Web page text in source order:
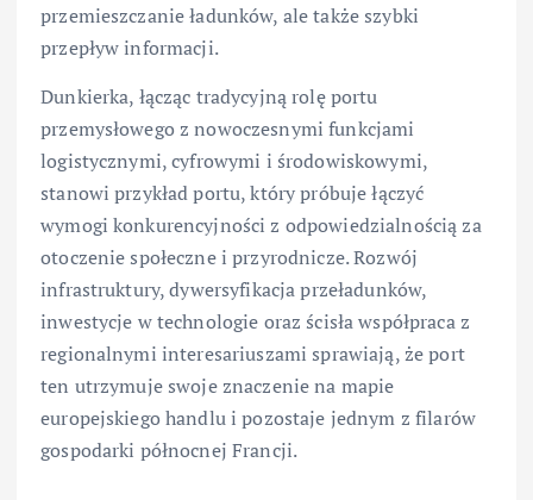
przemieszczanie ładunków, ale także szybki
przepływ informacji.
Dunkierka, łącząc tradycyjną rolę portu
przemysłowego z nowoczesnymi funkcjami
logistycznymi, cyfrowymi i środowiskowymi,
stanowi przykład portu, który próbuje łączyć
wymogi konkurencyjności z odpowiedzialnością za
otoczenie społeczne i przyrodnicze. Rozwój
infrastruktury, dywersyfikacja przeładunków,
inwestycje w technologie oraz ścisła współpraca z
regionalnymi interesariuszami sprawiają, że port
ten utrzymuje swoje znaczenie na mapie
europejskiego handlu i pozostaje jednym z filarów
gospodarki północnej Francji.